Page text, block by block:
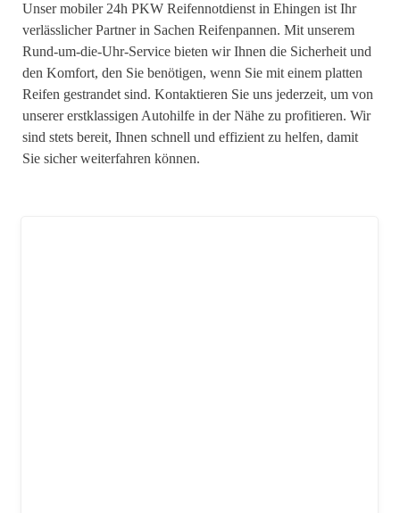
Unser mobiler 24h PKW Reifennotdienst in Ehingen ist Ihr
verlässlicher Partner in Sachen Reifenpannen. Mit unserem
Rund-um-die-Uhr-Service bieten wir Ihnen die Sicherheit und
den Komfort, den Sie benötigen, wenn Sie mit einem platten
Reifen gestrandet sind. Kontaktieren Sie uns jederzeit, um von
unserer erstklassigen Autohilfe in der Nähe zu profitieren. Wir
sind stets bereit, Ihnen schnell und effizient zu helfen, damit
Sie sicher weiterfahren können.